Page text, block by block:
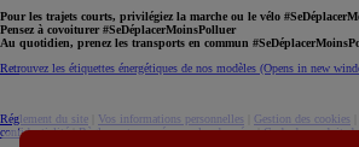
Pour les trajets courts, privilégiez la marche ou le vélo
Pensez à covoiturer #SeDéplacerMoinsPolluer
Au quotidien, prenez les transports en commun
Retrouvez les étiquettes énergétiques de nos modèles (Opens in new
Réglement du site Vos informations personnelles Gestion des cookies
confidentialité|Règlement européen sur les données|Code de conduite